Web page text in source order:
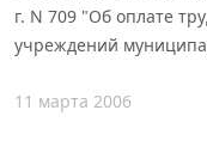
г. N 709 "Об оплате
учреждений
11 марта 2006